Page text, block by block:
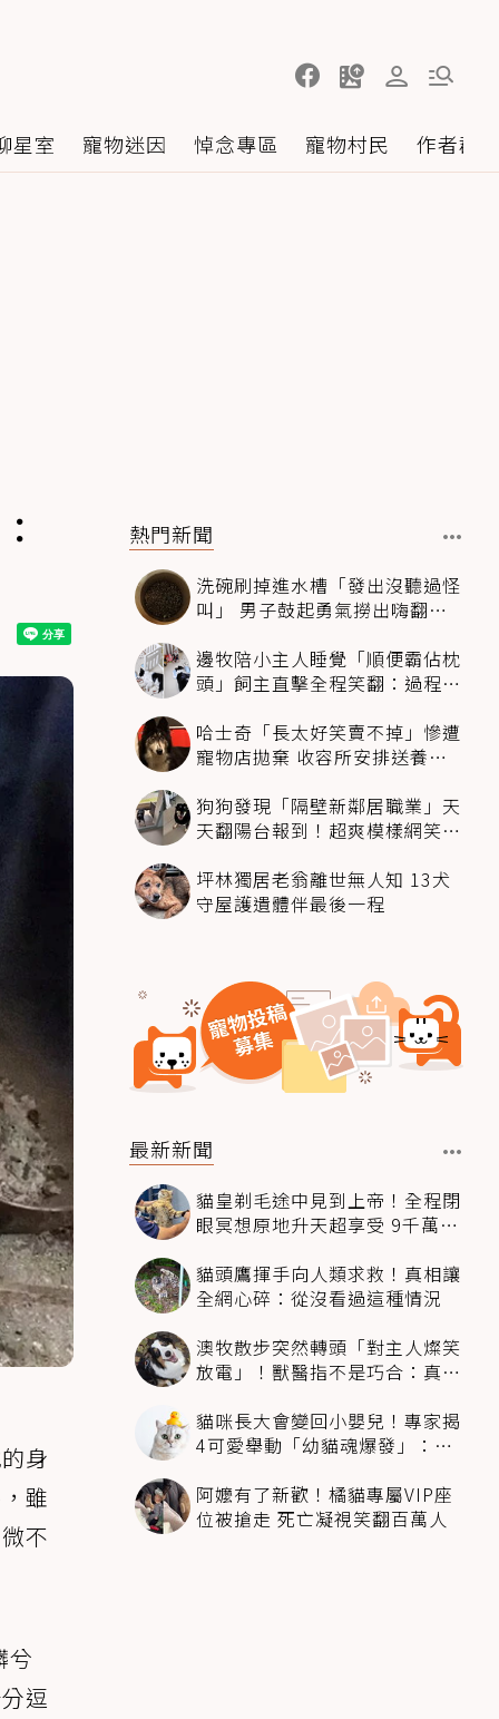
星室 寵物迷因 悼念專區 寵物村民 作者群
身
雖
不
兮
逗
熱門新聞
洗碗刷掉進水槽「發出沒聽過怪
叫」 男子鼓起勇氣撈出嗨翻：
邊牧陪小主人睡覺「順便霸佔枕
頭」飼主直擊全程笑翻：過程絲
哈士奇「長太好笑賣不掉」慘遭
寵物店拋棄 收容所安排送養活
狗狗發現「隔壁新鄰居職業」天
天翻陽台報到！超爽模樣網笑
坪林獨居老翁離世無人知 13犬
守屋護遺體伴最後一程
最新新聞
貓皇剃毛途中見到上帝！全程閉
眼冥想原地升天超享受 9千萬人
貓頭鷹揮手向人類求救！真相讓
全網心碎：從沒看過這種情況
澳牧散步突然轉頭「對主人燦笑
放電」！獸醫指不是巧合：真相
貓咪長大會變回小嬰兒！專家揭
4可愛舉動「幼貓魂爆發」：本
阿嬤有了新歡！橘貓專屬VIP座
位被搶走 死亡凝視笑翻百萬人